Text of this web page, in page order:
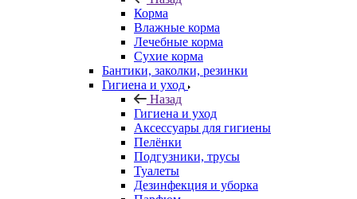
Корма
Влажные корма
Лечебные корма
Сухие корма
Бантики, заколки, резинки
Гигиена и уход
Назад
Гигиена и уход
Аксессуары для гигиены
Пелёнки
Подгузники, трусы
Туалеты
Дезинфекция и уборка